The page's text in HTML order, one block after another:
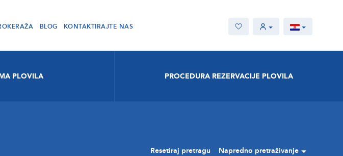
BLOG KONTAKTIRAJTE NAS
PLOVILA PROCEDURA REZERVACIJE PLOVILA
Resetiraj pretragu Napredno pretraživanje